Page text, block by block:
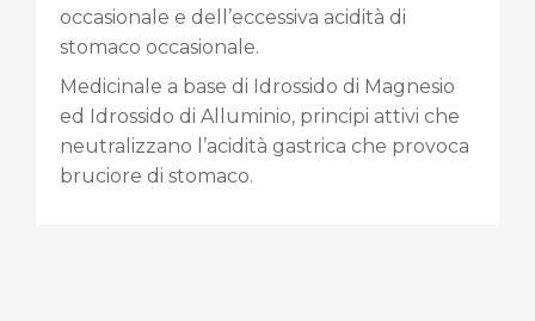
occasionale e dell’eccessiva acidità di
stomaco occasionale.
Medicinale a base di Idrossido di Magnesio
ed Idrossido di Alluminio, principi attivi che
neutralizzano l’acidità gastrica che provoca
bruciore di stomaco.